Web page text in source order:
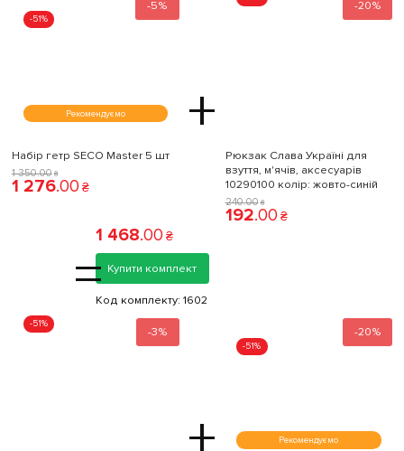
-5%
Рекомендуємо
-51%
+
Набір гетр SECO Master 5 шт
1 350.00 ₴
1 276.00 ₴
-20%
Рюкзак Слава Україні для
взуття, м'ячів, аксесуарів
10290100 колiр: жовто-синій
240.00 ₴
192.00 ₴
=
1 468.00 ₴
Купити комплект
Код комплекту: 1602
-3%
-51%
-20%
Рекомендуємо
-51%